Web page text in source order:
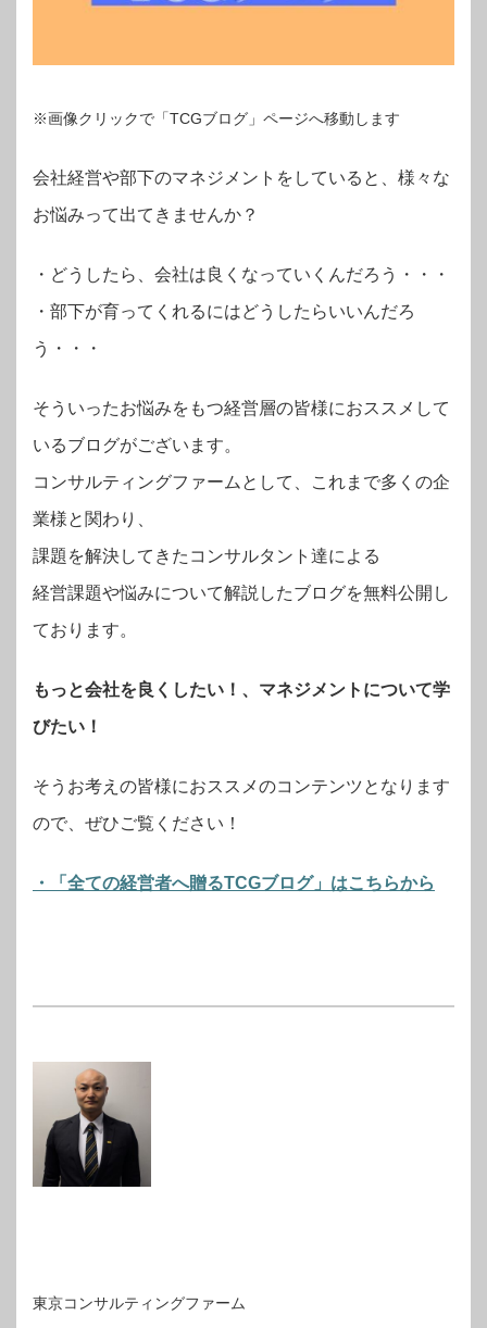
※画像クリックで「TCGブログ」ページへ移動します
会社経営や部下のマネジメントをしていると、様々な
お悩みって出てきませんか？
・ どうしたら、会社は良くなっていくんだろう・・・
・部下が育ってくれるにはどうしたらいいんだろ
う・・・
そういったお悩みをもつ経営層の皆様におススメして
いるブログがございます。
コンサルティングファームとして、これまで多くの企
業様と関わり、
課題を解決してきたコンサルタント達による
経営課題や悩みについて解説したブログを無料公開し
ております。
もっと会社を良くしたい！、マネジメントについて学
びたい！
そうお考えの皆様におススメのコンテンツとなります
ので、ぜひご覧ください！
・「全ての経営者へ贈るTCGブログ」はこちらから
東京コンサルティングファーム